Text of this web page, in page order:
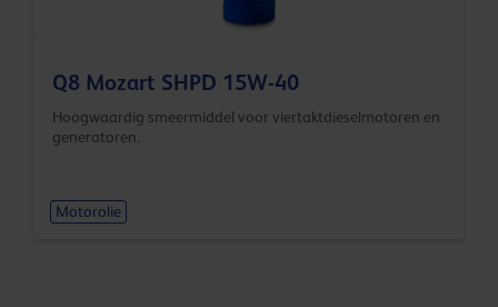
Q8 Mozart SHPD 15W-40
Hoogwaardig smeermiddel voor viertaktdieselmotoren en
generatoren.
Motorolie